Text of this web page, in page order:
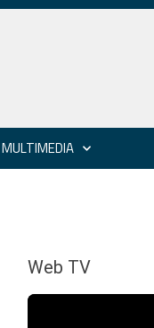
MULTIMEDIA
Web TV